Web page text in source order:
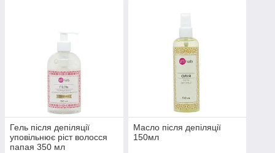
Гель після депіляції
уповільнює ріст волосся
папая 350 мл
Масло після депіляції
150мл